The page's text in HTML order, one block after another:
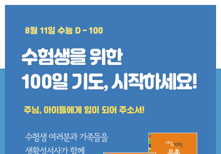
도서 월간생활성서 여정성경교재